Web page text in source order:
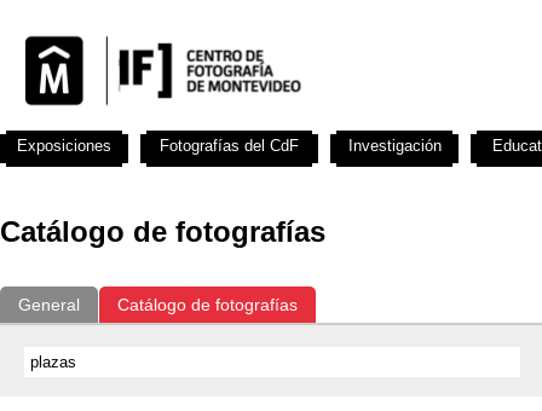
Catálogo de fotografías
General Catálogo de fotografías
Exposiciones Fotografías del CdF Investigación